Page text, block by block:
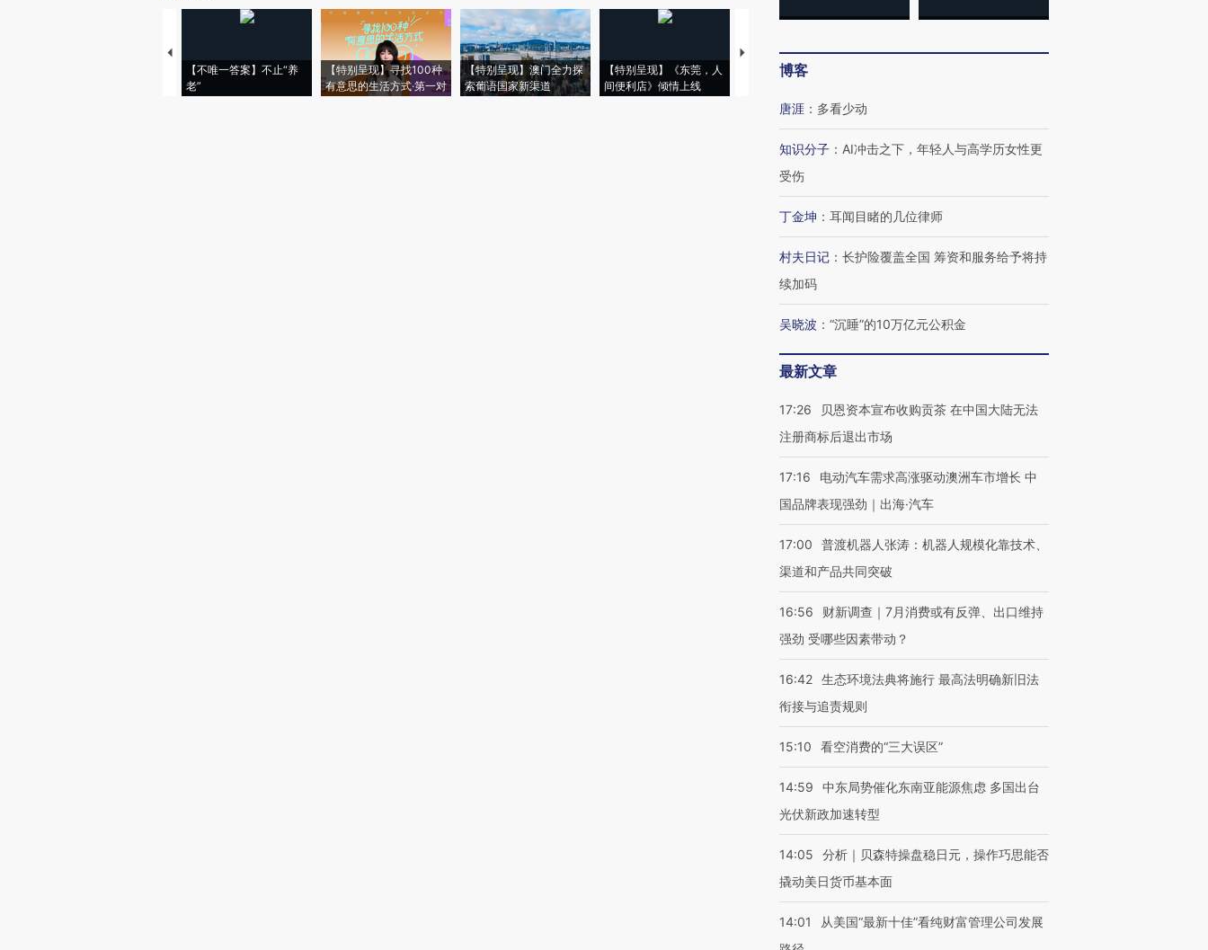
【不唯一答案】不止“养
老”
【特别呈现】寻找100种
有意思的生活方式·第一对
【特别呈现】澳门全力探
索葡语国家新渠道
【特别呈现】《东莞，人
间便利店》倾情上线
【推广】走进第四届链博
会，让数智科技“链”接产
【商旅对话】华住集团
博客
唐涯 ： 多看少动
知识分子 ： AI冲击之下，年轻人与高学历女性更
受伤
丁金坤 ： 耳闻目睹的几位律师
村夫日记 ： 长护险覆盖全国 筹资和服务给予将持
续加码
吴晓波 ： “沉睡”的10万亿元公积金
最新文章
17:26
贝恩资本宣布收购贡茶 在中国大陆无法
注册商标后退出市场
17:16
电动汽车需求高涨驱动澳洲车市增长 中
国品牌表现强劲｜出海·汽车
17:00
普渡机器人张涛：机器人规模化靠技术、
渠道和产品共同突破
16:56
财新调查｜7月消费或有反弹、出口维持
强劲 受哪些因素带动？
16:42 生态环境法典将施行 最高法明确新旧法
衔接与追责规则
15:10 看空消费的“三大误区”
14:59
中东局势催化东南亚能源焦虑 多国出台
光伏新政加速转型
14:05
分析｜贝森特操盘稳日元，操作巧思能否
撬动美日货币基本面
14:01
从美国“最新十佳”看纯财富管理公司发展